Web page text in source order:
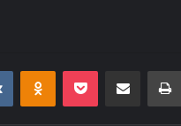
VKontakteOdnoklassniki
Pocket E-Posta ile paylaş